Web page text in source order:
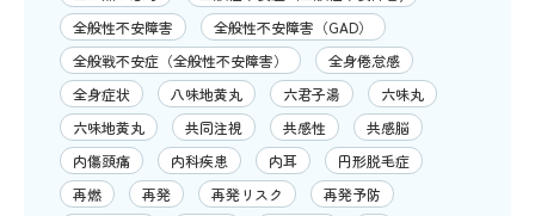
全般性不安障害
全般性不安障害（GAD）
全般戦不安症（全般性不安障害）
全身倦怠感
全身症状
八味地黄丸 六君子湯
六味丸
六味地黄丸
共同注視 共感性
共感脳
内傷頭痛
内科疾患 内耳
円形脱毛症
再燃
再発 再発リスク
再発予防